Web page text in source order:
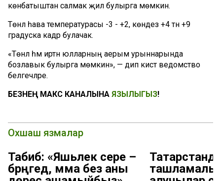
көнбатыштан салмак җил булырга мөмкин.
Төнлә һава температурасы -3 - +2, көндез +4 тән +9
градуска кадәр булачак.
«Төнлә һәм иртән юлларның аерым урыннарында
бозлавык булырга мөмкин», — дип кисәтә ведомство
белгечләре.
БЕЗНЕҢ МАКС КАНАЛЫНА ЯЗЫЛЫГЫЗ!
Охшаш язмалар
Табиб: «Яшьлек сере –
бәрәңгедә, әмма без аны
ташламалы